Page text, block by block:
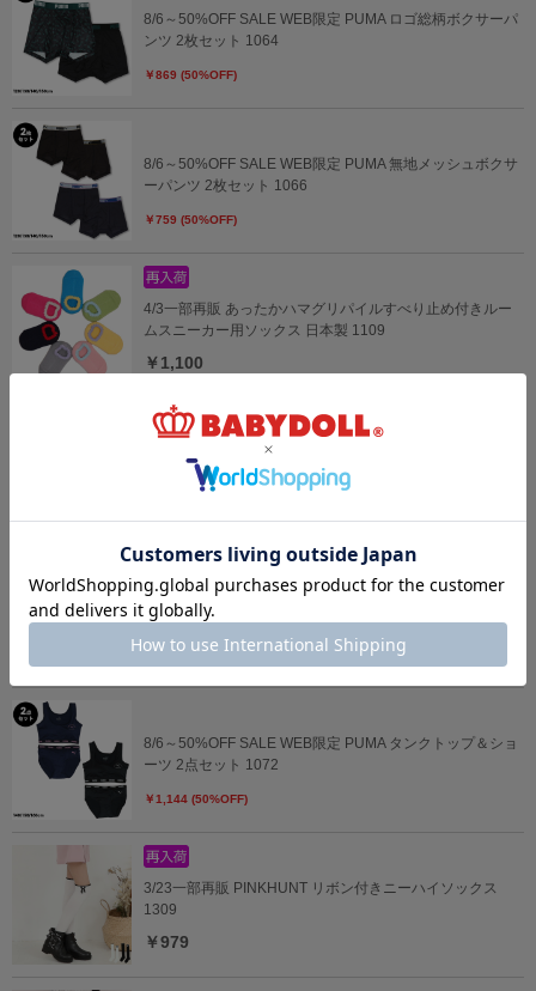
8/6～50%OFF SALE WEB限定 PUMA ロゴ総柄ボクサーパ
ンツ 2枚セット 1064
￥869 (50%OFF)
8/6～50%OFF SALE WEB限定 PUMA 無地メッシュボクサ
ーパンツ 2枚セット 1066
￥759 (50%OFF)
4/3一部再販 あったかハマグリパイルすべり止め付きルー
ムスニーカー用ソックス 日本製 1109
￥1,100
8/6～50%OFF SALE WEB限定 PUMA 無地ボクサーパンツ
2枚セット 1063
8/6～50%OFF SALE WEB限定 PUMA グラフィック総柄ボ
クサーパンツ 2枚セット 1065
￥869 (50%OFF)
8/6～50%OFF SALE WEB限定 PUMA タンクトップ＆ショ
ーツ 2点セット 1072
￥1,144 (50%OFF)
3/23一部再販 PINKHUNT リボン付きニーハイソックス
1309
￥979